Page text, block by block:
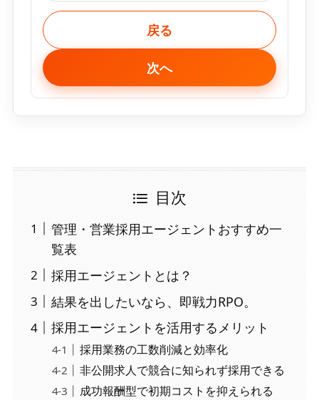
戻る
次へ
目次
管理・営業採用エージェントおすすめ一
覧表
採用エージェントとは？
結果を出したいなら、即戦力RPO。
採用エージェントを活用するメリット
採用業務の工数削減と効率化
非公開求人で競合に知られず採用できる
成功報酬型で初期コストを抑えられる